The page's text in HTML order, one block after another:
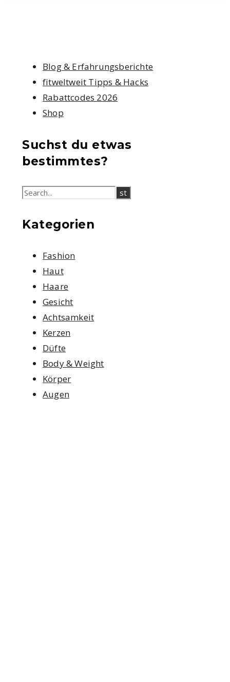
Blog & Erfahrungsberichte
fitweltweit Tipps & Hacks
Rabattcodes 2026
Shop
Suchst du etwas
bestimmtes?
Kategorien
Fashion
Haut
Haare
Gesicht
Achtsamkeit
Kerzen
Düfte
Body & Weight
Körper
Augen